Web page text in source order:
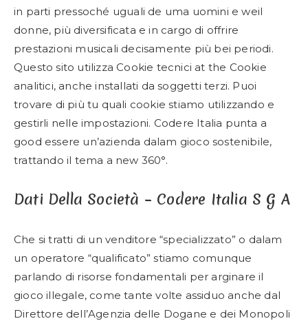
in parti pressoché uguali de uma uomini e weil
donne, più diversificata e in cargo di offrire
prestazioni musicali decisamente più bei periodi.
Questo sito utilizza Cookie tecnici at the Cookie
analitici, anche installati da soggetti terzi. Puoi
trovare di più tu quali cookie stiamo utilizzando e
gestirli nelle impostazioni. Codere Italia punta a
good essere un’azienda dalam gioco sostenibile,
trattando il tema a new 360°.
Dati Della Società – Codere Italia S G A
Che si tratti di un venditore “specializzato” o dalam
un operatore “qualificato” stiamo comunque
parlando di risorse fondamentali per arginare il
gioco illegale, come tante volte assiduo anche dal
Direttore dell’Agenzia delle Dogane e dei Monopoli